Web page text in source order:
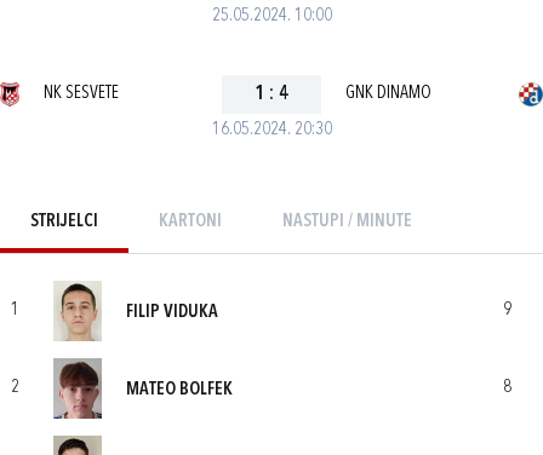
25.05.2024. 10:00
16.05.2024. 20:30
NK SESVETE 1 : 4 GNK DINAMO
STRIJELCI KARTONI NASTUPI / MINUTE
1 FILIP VIDUKA 9
2 MATEO BOLFEK 8